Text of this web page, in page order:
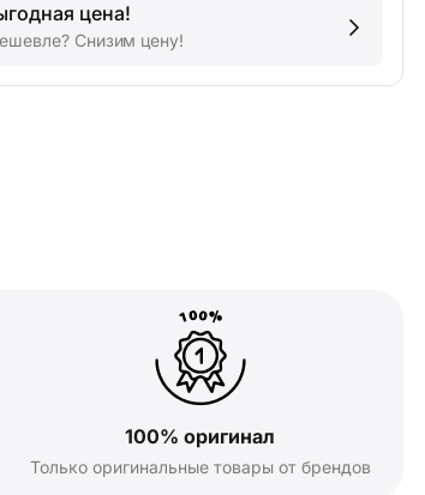
цена!
Снизим цену!
100% оригинал
Только оригинальные товары от брендов